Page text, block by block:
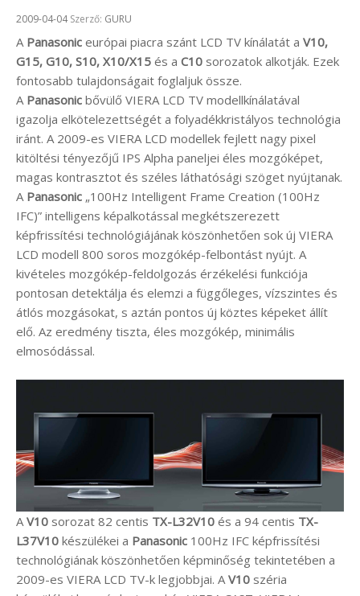
Beküldve:
2009-04-04Szerző: GURU
A Panasonic európai piacra szánt LCD TV kínálatát a V10,
G15, G10, S10, X10/X15 és a C10 sorozatok alkotják. Ezek
fontosabb tulajdonságait foglaljuk össze.
A Panasonic bővülő VIERA LCD TV modellkínálatával
igazolja elkötelezettségét a folyadékkristályos technológia
iránt. A 2009-es VIERA LCD modellek fejlett nagy pixel
kitöltési tényezőjű IPS Alpha paneljei éles mozgóképet,
magas kontrasztot és széles láthatósági szöget nyújtanak.
A Panasonic „100Hz Intelligent Frame Creation (100Hz
IFC)” intelligens képalkotással megkétszerezett
képfrissítési technológiájának köszönhetően sok új VIERA
LCD modell 800 soros mozgókép-felbontást nyújt. A
kivételes mozgókép-feldolgozás érzékelési funkciója
pontosan detektálja és elemzi a függőleges, vízszintes és
átlós mozgásokat, s aztán pontos új köztes képeket állít
elő. Az eredmény tiszta, éles mozgókép, minimális
elmosódással.
AV10 sorozat 82 centis TX-L32V10 és a 94 centis TX-
L37V10 készülékei a Panasonic 100Hz IFC képfrissítési
technológiának köszönhetően képminőség tekintetében a
2009-es VIERA LCD TV-k legjobbjai. AV10 széria